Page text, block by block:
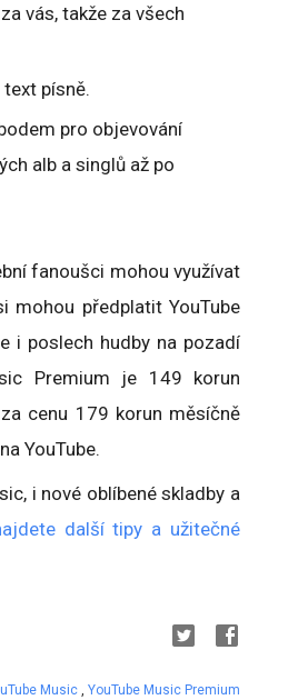
vás, takže za všech
písně.
pro objevování
alb a singlů až po
fanoušci mohou využívat
mohou předplatit YouTube
i poslech hudby na pozadí
Premium je 149 korun
cenu 179 korun měsíčně
YouTube.
i nové oblíbené skladby a
další tipy a užitečné
Music , YouTube Music Premium